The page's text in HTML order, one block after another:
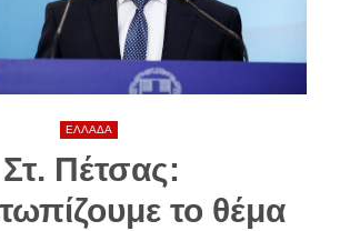
ΕΛΛΑΔΑ
Στ. Πέτσας:
το θέμα